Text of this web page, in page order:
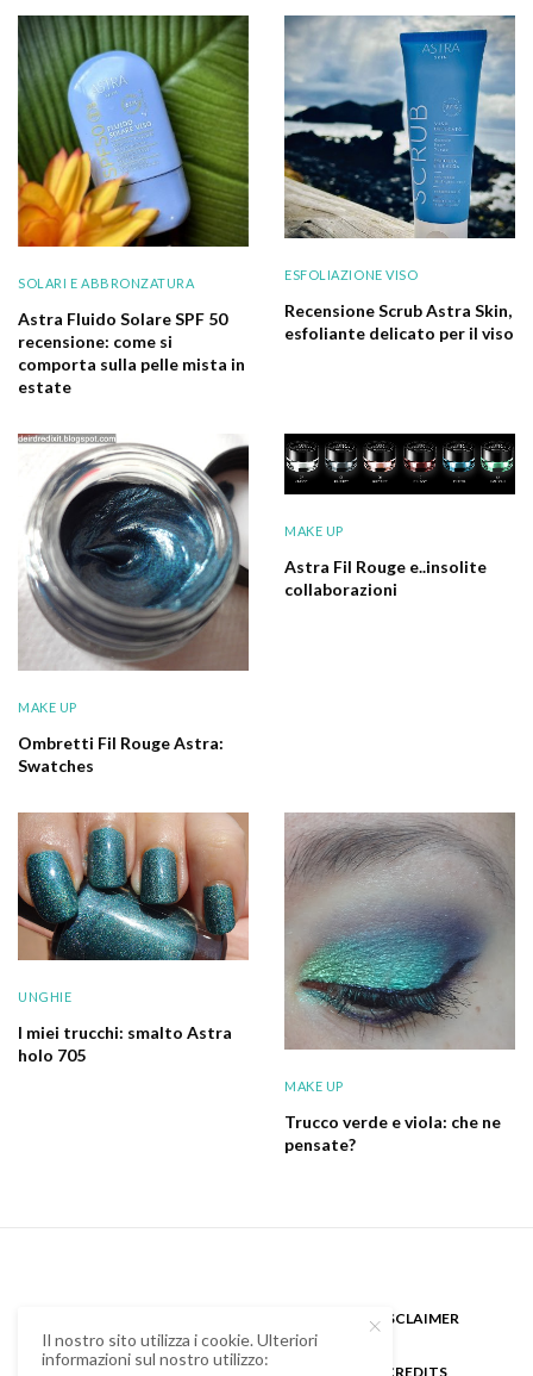
SOLARI E ABBRONZATURA
Astra Fluido Solare SPF 50
recensione: come si
comporta sulla pelle mista in
estate
ESFOLIAZIONE VISO
Recensione Scrub Astra Skin,
esfoliante delicato per il viso
MAKE UP
Ombretti Fil Rouge Astra:
Swatches
MAKE UP
Astra Fil Rouge e..insolite
collaborazioni
UNGHIE
I miei trucchi: smalto Astra
holo 705
MAKE UP
Trucco verde e viola: che ne
pensate?
DISCLAIMER
CREDITS
Il nostro sito utilizza i cookie. Ulteriori
informazioni sul nostro utilizzo: